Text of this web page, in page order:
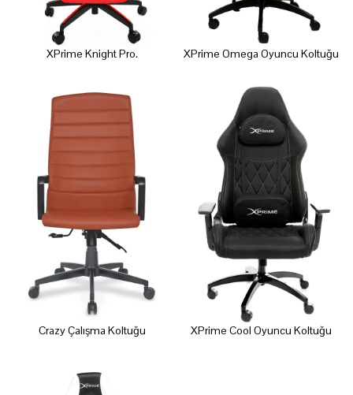
XPrime Knight Pro. XPrime Omega Oyuncu Koltuğu
Crazy Çalışma Koltuğu XPrime Cool Oyuncu Koltuğu